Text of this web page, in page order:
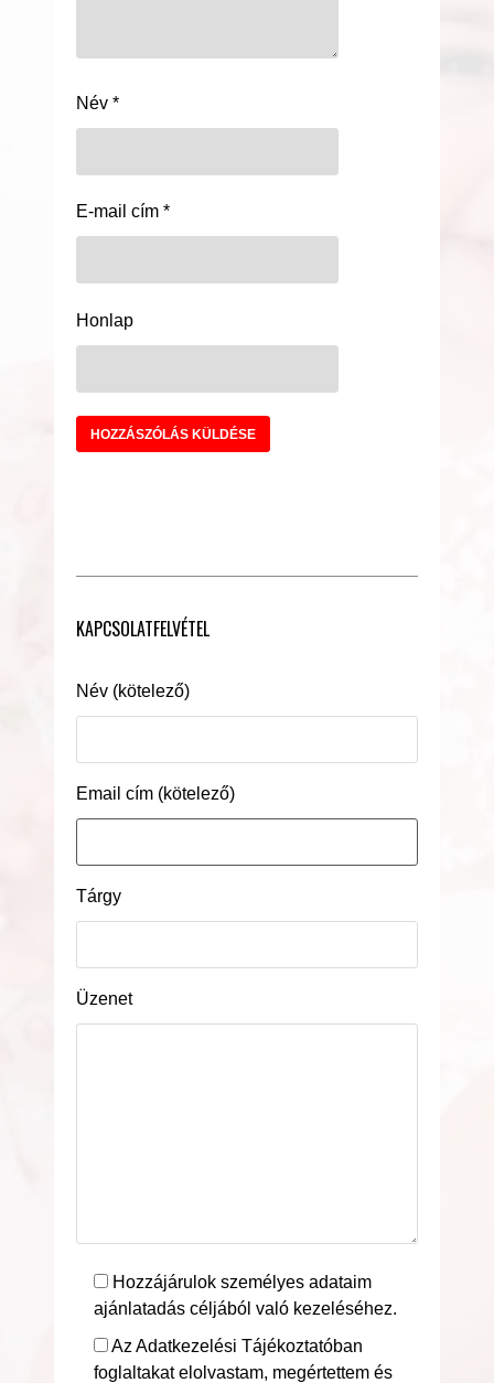
Név *
E-mail cím *
Honlap
KAPCSOLATFELVÉTEL
Név (kötelező)
Email cím (kötelező)
Tárgy
Üzenet
Hozzájárulok személyes adataim
ajánlatadás céljából való kezeléséhez.
Az Adatkezelési Tájékoztatóban
foglaltakat elolvastam, megértettem és